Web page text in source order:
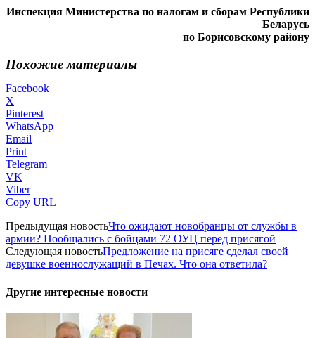
Инспекция Министерства по налогам и сборам Республики
Беларусь
по Борисовскому району
Похожие материалы
Facebook
X
Pinterest
WhatsApp
Email
Print
Telegram
VK
Viber
Copy URL
Предыдущая новостьЧто ожидают новобранцы от службы в
армии? Пообщались с бойцами 72 ОУЦ перед присягой
Следующая новостьПредложение на присяге сделал своей
девушке военнослужащий в Печах. Что она ответила?
Другие интересные новости